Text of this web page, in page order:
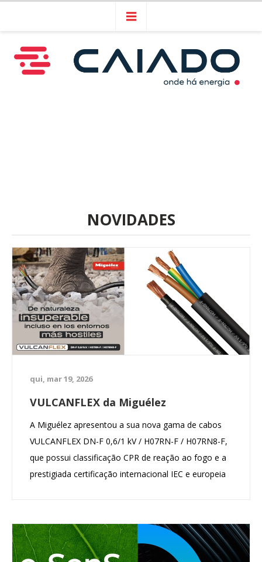
NOVIDADES
qui, mar 19, 2026
VULCANFLEX da Miguélez
A Miguélez apresentou a sua nova gama de cabos
VULCANFLEX DN-F 0,6/1 kV / H07RN-F / H07RN8-F,
que possui classificação CPR de reação ao fogo e a
prestigiada certificação internacional IEC e europeia